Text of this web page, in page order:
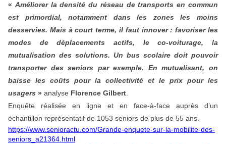
« Améliorer la densité du réseau de transports en commun
est primordial, notamment dans les zones les moins
desservies. Mais à court terme, il faut innover : favoriser les
modes de déplacements actifs, le co-voiturage, la
mutualisation des solutions. Un bus scolaire doit pouvoir
transporter des seniors par exemple. En mutualisant, on
baisse les coûts pour la collectivité et le prix pour les
usagers » analyse Florence Gilbert
Enquête réalisée en ligne et en face-à-face auprès d’un
échantillon représentatif de 1053 seniors de plus de 55 ans.
https://www.senioractu.com/Grande-enquete-sur-la-mobilite-des-
seniors_a21364.html